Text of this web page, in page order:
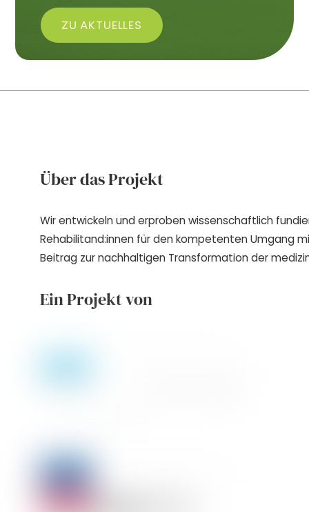
ZU AKTUELLES
Über das Projekt
Wir entwickeln und erproben wissenschaftlich
Rehabilitand:innen für den kompetenten Umgang
Beitrag zur nachhaltigen Transformation der
Ein Projekt von